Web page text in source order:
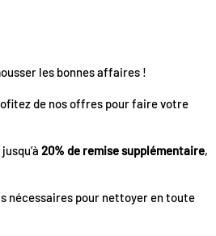
les bonnes affaires !
de nos offres pour faire votre
20% de remise supplémentaire,
nécessaires pour nettoyer en toute